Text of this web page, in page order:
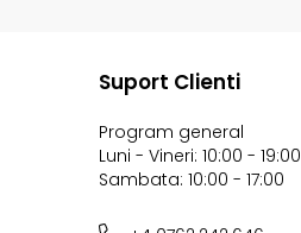
Suport Clienti
Program general
Luni - Vineri: 10:00 - 19:00
Sambata: 10:00 - 17:00